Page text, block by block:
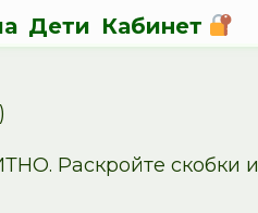
Дети Кабинет
Раскройте скобки и